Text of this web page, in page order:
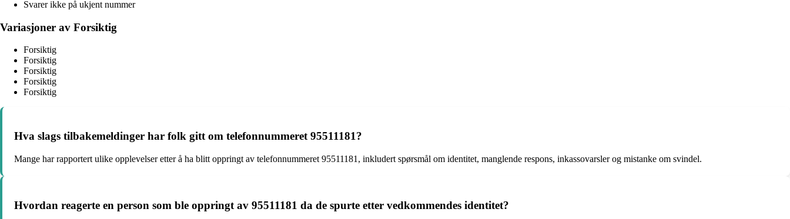
Svarer ikke på ukjent nummer
Variasjoner av Forsiktig
Forsiktig
Forsiktig
Forsiktig
Forsiktig
Forsiktig
Hva slags tilbakemeldinger har folk gitt om telefonnummeret 95511181?
Mange har rapportert ulike opplevelser etter å ha blitt oppringt av telefonnummeret 95511181, inkludert spørsmål om identitet, manglende respons, inkassovarsler og mistanke om svindel.
Hvordan reagerte en person som ble oppringt av 95511181 da de spurte etter vedkommendes identitet?